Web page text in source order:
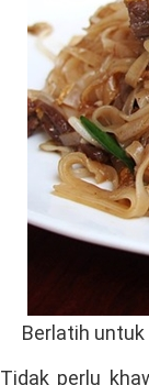
Berlatih untuk
Tidak perlu